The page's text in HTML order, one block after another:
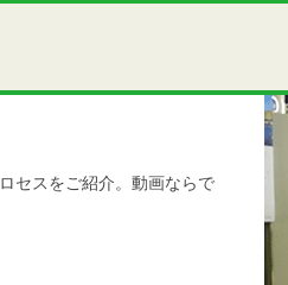
セスをご紹介。動画ならで